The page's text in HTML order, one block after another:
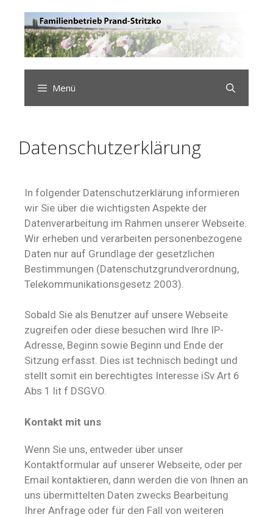
Menü
Datenschutzerklärung
In folgender Datenschutzerklärung informieren
wir Sie über die wichtigsten Aspekte der
Datenverarbeitung im Rahmen unserer Webseite.
Wir erheben und verarbeiten personenbezogene
Daten nur auf Grundlage der gesetzlichen
Bestimmungen (Datenschutzgrundverordnung,
Telekommunikationsgesetz 2003).
Sobald Sie als Benutzer auf unsere Webseite
zugreifen oder diese besuchen wird Ihre IP-
Adresse, Beginn sowie Beginn und Ende der
Sitzung erfasst. Dies ist technisch bedingt und
stellt somit ein berechtigtes Interesse iSv Art 6
Abs 1 lit f DSGVO.
Kontakt mit uns
Wenn Sie uns, entweder über unser
Kontaktformular auf unserer Webseite, oder per
Email kontaktieren, dann werden die von Ihnen an
uns übermittelten Daten zwecks Bearbeitung
Ihrer Anfrage oder für den Fall von weiteren